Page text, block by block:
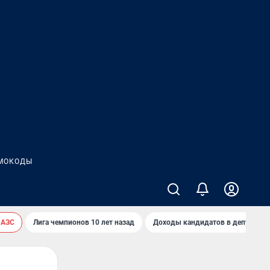
АЗС Лига чемпионов 10 лет назад Доходы кандидатов в депутаты